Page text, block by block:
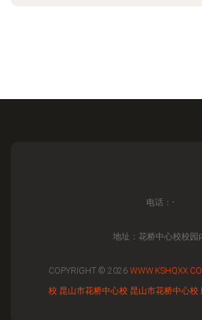
电话：-
地址：花桥中心校校园
COPYRIGHT © 2026
校 昆山市花桥中心校 昆山市花桥中心校